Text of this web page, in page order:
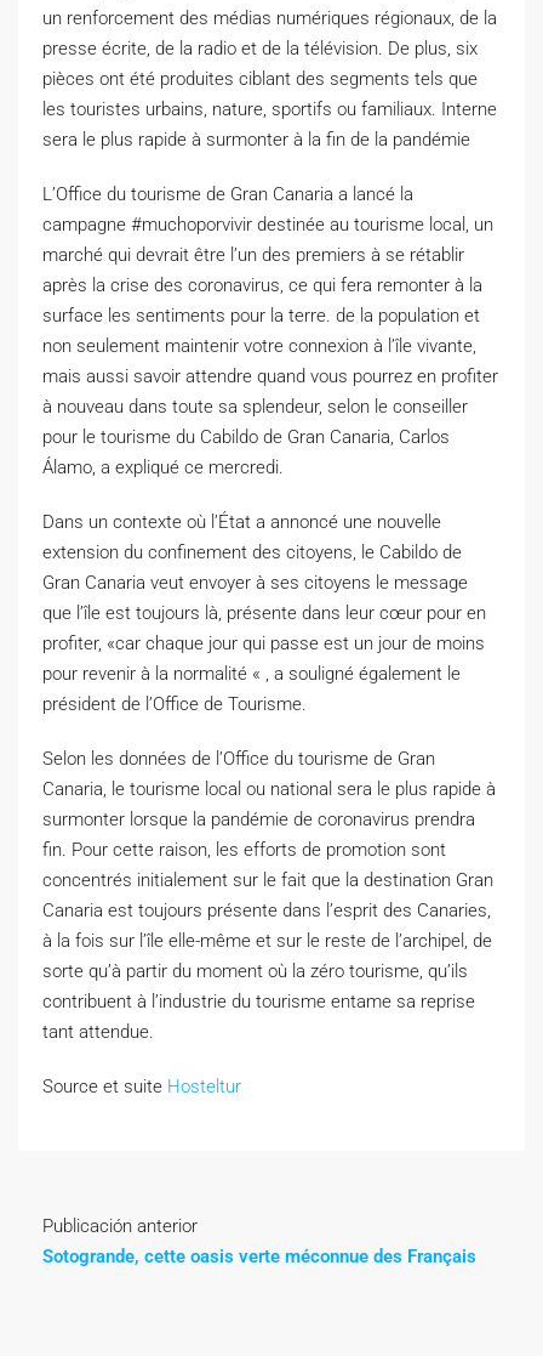
un renforcement des médias numériques régionaux, de la
presse écrite, de la radio et de la télévision. De plus, six
pièces ont été produites ciblant des segments tels que
les touristes urbains, nature, sportifs ou familiaux. Interne
sera le plus rapide à surmonter à la fin de la pandémie
L’Office du tourisme de Gran Canaria a lancé la
campagne #muchoporvivir destinée au tourisme local, un
marché qui devrait être l’un des premiers à se rétablir
après la crise des coronavirus, ce qui fera remonter à la
surface les sentiments pour la terre. de la population et
non seulement maintenir votre connexion à l’île vivante,
mais aussi savoir attendre quand vous pourrez en profiter
à nouveau dans toute sa splendeur, selon le conseiller
pour le tourisme du Cabildo de Gran Canaria, Carlos
Álamo, a expliqué ce mercredi.
Dans un contexte où l’État a annoncé une nouvelle
extension du confinement des citoyens, le Cabildo de
Gran Canaria veut envoyer à ses citoyens le message
que l’île est toujours là, présente dans leur cœur pour en
profiter, «car chaque jour qui passe est un jour de moins
pour revenir à la normalité « , a souligné également le
président de l’Office de Tourisme.
Selon les données de l’Office du tourisme de Gran
Canaria, le tourisme local ou national sera le plus rapide à
surmonter lorsque la pandémie de coronavirus prendra
fin. Pour cette raison, les efforts de promotion sont
concentrés initialement sur le fait que la destination Gran
Canaria est toujours présente dans l’esprit des Canaries,
à la fois sur l’île elle-même et sur le reste de l’archipel, de
sorte qu’à partir du moment où la zéro tourisme, qu’ils
contribuent à l’industrie du tourisme entame sa reprise
tant attendue.
Source et suite Hosteltur
Publicación anterior
Sotogrande, cette oasis verte méconnue des Français